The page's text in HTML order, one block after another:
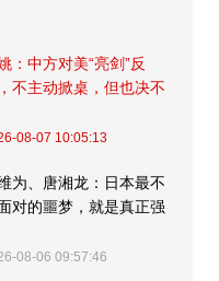
：中方对美“亮剑”反
不主动掀桌，但也决不
08-07 10:05:13
为、唐湘龙：日本最不
对的噩梦，就是真正强
08-06 09:57:46